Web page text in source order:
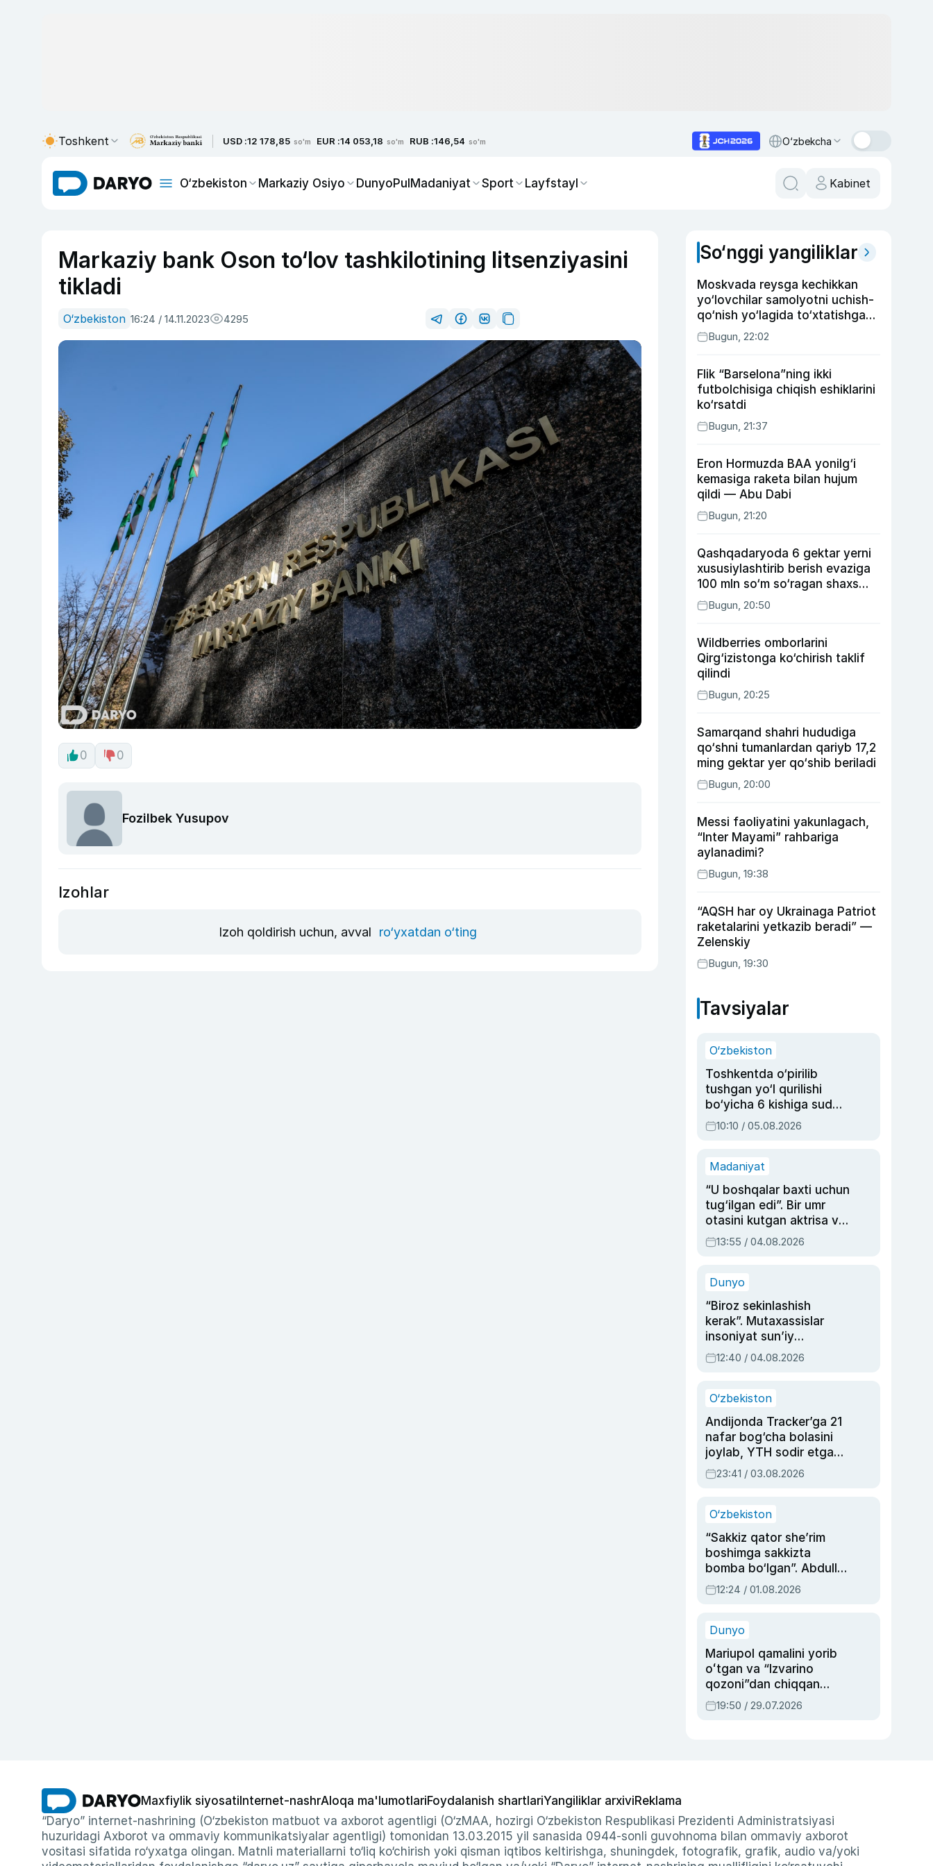
Toshkent USD :12 178,85 so'm EUR :14 053,18 so'm RUB :146,54 so'm O‘zbekcha
O‘zbekiston Markaziy Osiyo DunyoPulMadaniyat Sport Layfstayl Kabinet
Markaziy bank Oson to‘lov tashkilotining litsenziyasini
tikladi
O‘zbekiston 16:24 / 14.11.2023 4295
0 0
Fozilbek Yusupov
Izohlar
Izoh qoldirish uchun, avval ro‘yxatdan o‘ting
So‘nggi yangiliklar
Moskvada reysga kechikkan
yo‘lovchilar samolyotni uchish-
qo‘nish yo‘lagida to‘xtatishga
urindi (video)
Bugun, 22:02
Flik “Barselona”ning ikki
futbolchisiga chiqish eshiklarini
ko‘rsatdi
Bugun, 21:37
Eron Hormuzda BAA yonilg‘i
kemasiga raketa bilan hujum
qildi — Abu Dabi
Bugun, 21:20
Qashqadaryoda 6 gektar yerni
xususiylashtirib berish evaziga
100 mln so‘m so‘ragan shaxs
ushlandi
Bugun, 20:50
Wildberries omborlarini
Qirg‘izistonga ko‘chirish taklif
qilindi
Bugun, 20:25
Samarqand shahri hududiga
qo‘shni tumanlardan qariyb 17,2
ming gektar yer qo‘shib beriladi
Bugun, 20:00
Messi faoliyatini yakunlagach,
“Inter Mayami” rahbariga
aylanadimi?
Bugun, 19:38
“AQSH har oy Ukrainaga Patriot
raketalarini yetkazib beradi” —
Zelenskiy
Bugun, 19:30
Tavsiyalar
O‘zbekiston
Toshkentda o‘pirilib
tushgan yo‘l qurilishi
bo‘yicha 6 kishiga sud
hukmi o‘qildi
10:10 / 05.08.2026
Madaniyat
“U boshqalar baxti uchun
tug‘ilgan edi”. Bir umr
otasini kutgan aktrisa va
dublyaj ustasi Rimma
Ahmedovaning
13:55 / 04.08.2026
Dunyo
“Biroz sekinlashish
kerak”. Mutaxassislar
insoniyat sun’iy
intellektni boshqara
olmay qolishidan xavotir
12:40 / 04.08.2026
O‘zbekiston
Andijonda Tracker’ga 21
nafar bog‘cha bolasini
joylab, YTH sodir etgan
ayolga sud hukmi o‘qildi
23:41 / 03.08.2026
O‘zbekiston
“Sakkiz qator she’rim
boshimga sakkizta
bomba bo‘lgan”. Abdulla
Oripovni siyosiy
ayblovlardan asrab
12:24 / 01.08.2026
Dunyo
Mariupol qamalini yorib
oʻtgan va “Izvarino
qozoni”dan chiqqan
qahramon — Ukraina
armiyasi bosh
19:50 / 29.07.2026
Maxfiylik siyosati Internet-nashrAloqa ma'lumotlariFoydalanish shartlariYangiliklar arxiviReklama
“Daryo” internet-nashrining (O‘zbekiston matbuot va axborot agentligi (O‘zMAA, hozirgi O‘zbekiston Respublikasi Prezidenti Administratsiyasi
huzuridagi Axborot va ommaviy kommunikatsiyalar agentligi) tomonidan 13.03.2015 yil sanasida 0944-sonli guvohnoma bilan ommaviy axborot
vositasi sifatida ro‘yxatga olingan. Matnli materiallarni to‘liq ko‘chirish yoki qisman iqtibos keltirishga, shuningdek, fotografik, grafik, audio va/yoki